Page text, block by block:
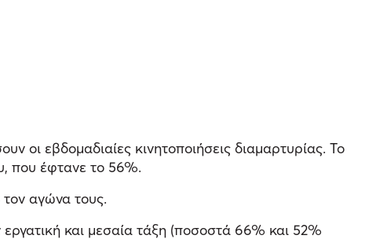
οι εβδομαδιαίες κινητοποιήσεις διαμαρτυρίας. Το
που έφτανε το 56%.
τον αγώνα τους.
και μεσαία τάξη (ποσοστά 66% και 52%